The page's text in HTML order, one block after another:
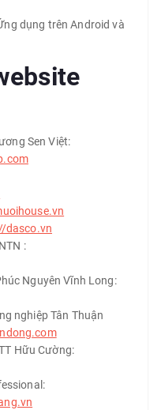
dụng trên Android và
Sen Việt:
dasco.vn
:
Nguyên Vĩnh Long:
nghiệp Tân Thuận
Hữu Cường: